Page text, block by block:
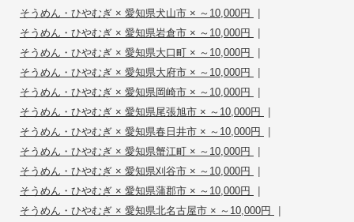
そうめん・ひやむぎ × 愛知県犬山市 × ～10,000円 |
そうめん・ひやむぎ × 愛知県岩倉市 × ～10,000円 |
そうめん・ひやむぎ × 愛知県大口町 × ～10,000円 |
そうめん・ひやむぎ × 愛知県大府市 × ～10,000円 |
そうめん・ひやむぎ × 愛知県岡崎市 × ～10,000円 |
そうめん・ひやむぎ × 愛知県尾張旭市 × ～10,000円 |
そうめん・ひやむぎ × 愛知県春日井市 × ～10,000円 |
そうめん・ひやむぎ × 愛知県蟹江町 × ～10,000円 |
そうめん・ひやむぎ × 愛知県刈谷市 × ～10,000円 |
そうめん・ひやむぎ × 愛知県蒲郡市 × ～10,000円 |
そうめん・ひやむぎ × 愛知県北名古屋市 × ～10,000円 |